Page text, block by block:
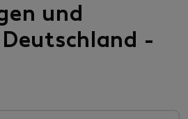
und
-